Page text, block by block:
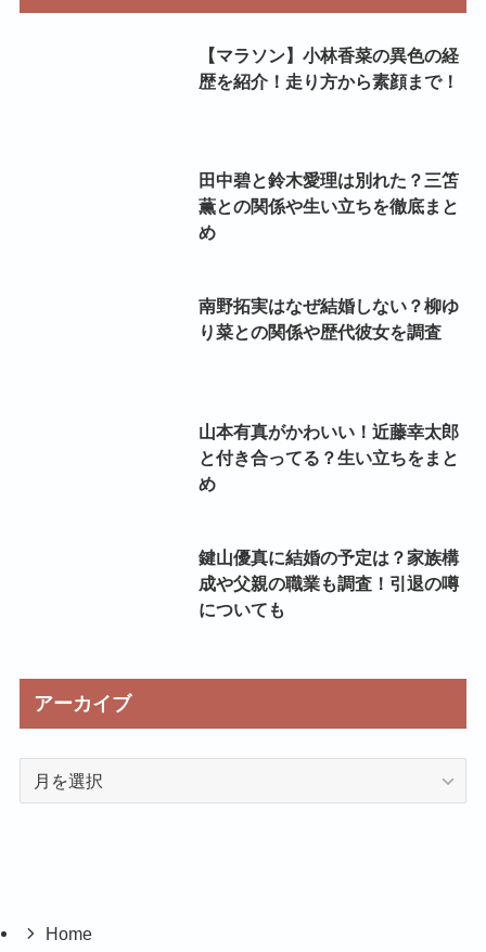
【マラソン】小林香菜の異色の経
歴を紹介！走り方から素顔まで！
田中碧と鈴木愛理は別れた？三笘
薫との関係や生い立ちを徹底まと
め
南野拓実はなぜ結婚しない？柳ゆ
り菜との関係や歴代彼女を調査
山本有真がかわいい！近藤幸太郎
と付き合ってる？生い立ちをまと
め
鍵山優真に結婚の予定は？家族構
成や父親の職業も調査！引退の噂
についても
アーカイブ
Home